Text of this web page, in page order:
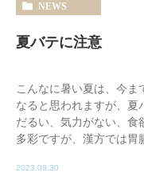
NEWS
夏バテに注意
こんなに暑い夏は、今ま
なると思われますが、夏
だるい、気力がない、食
多彩ですが、漢方では
2023.08.30